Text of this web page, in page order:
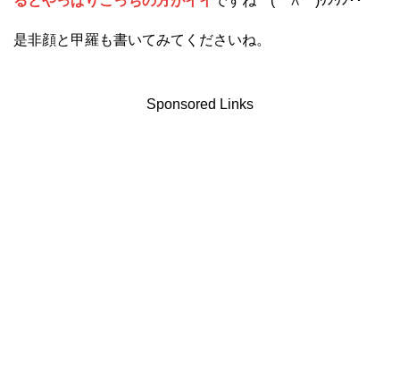
是非顔と甲羅も書いてみてくださいね。
Sponsored Links